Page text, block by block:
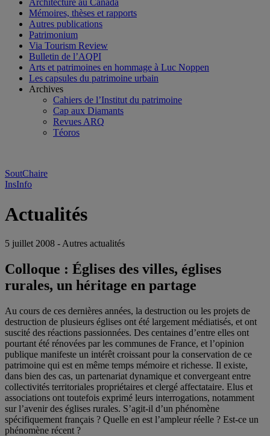
Architecture au Canada
Mémoires, thèses et rapports
Autres publications
Patrimonium
Via Tourism Review
Bulletin de l’AQPI
Arts et patrimoines en hommage à Luc Noppen
Les capsules du patrimoine urbain
Archives
Cahiers de l’Institut du patrimoine
Cap aux Diamants
Revues ARQ
Téoros
SoutChaire
InsInfo
Actualités
5 juillet 2008 - Autres actualités
Colloque : Églises des villes, églises
rurales, un héritage en partage
Au cours de ces dernières années, la destruction ou les projets de
destruction de plusieurs églises ont été largement médiatisés, et ont
suscité des réactions passionnées. Des centaines d’entre elles ont
pourtant été rénovées par les communes de France, et l’opinion
publique manifeste un intérêt croissant pour la conservation de ce
patrimoine qui est en même temps mémoire et richesse. Il existe,
dans bien des cas, un partenariat dynamique et convergeant entre
collectivités territoriales propriétaires et clergé affectataire. Elus et
associations ont toutefois exprimé leurs interrogations, notamment
sur l’avenir des églises rurales. S’agit-il d’un phénomène
spécifiquement français ? Quelle en est l’ampleur réelle ? Est-ce un
phénomène récent ?